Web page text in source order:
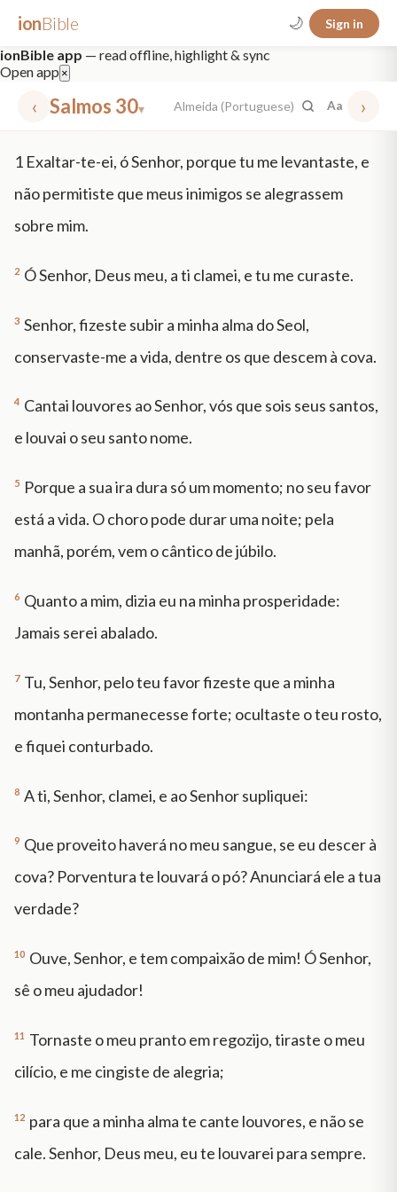
ionBible 🌙 Sign in
ionBible app — read offline, highlight & sync
Open app ×
‹ Salmos 30▾ Almeida (Portuguese) Aa ›
✕
nt faith "peace that passeth"
1 Exaltar-te-ei, ó Senhor, porque tu me levantaste, e
não permitiste que meus inimigos se alegrassem
sobre mim.
2 Ó Senhor, Deus meu, a ti clamei, e tu me curaste.
3 Senhor, fizeste subir a minha alma do Seol,
conservaste-me a vida, dentre os que descem à cova.
4 Cantai louvores ao Senhor, vós que sois seus santos,
e louvai o seu santo nome.
5 Porque a sua ira dura só um momento; no seu favor
está a vida. O choro pode durar uma noite; pela
manhã, porém, vem o cântico de júbilo.
6 Quanto a mim, dizia eu na minha prosperidade:
Jamais serei abalado.
7 Tu, Senhor, pelo teu favor fizeste que a minha
montanha permanecesse forte; ocultaste o teu rosto,
e fiquei conturbado.
8 A ti, Senhor, clamei, e ao Senhor supliquei:
9 Que proveito haverá no meu sangue, se eu descer à
cova? Porventura te louvará o pó? Anunciará ele a tua
verdade?
10 Ouve, Senhor, e tem compaixão de mim! Ó Senhor,
sê o meu ajudador!
11 Tornaste o meu pranto em regozijo, tiraste o meu
cilício, e me cingiste de alegria;
12 para que a minha alma te cante louvores, e não se
cale. Senhor, Deus meu, eu te louvarei para sempre.